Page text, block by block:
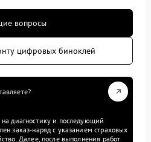
вопросы
цифровых биноклей
диагностику и последующий
заказ-наряд с указанием страховых
Далее, после выполнения работ